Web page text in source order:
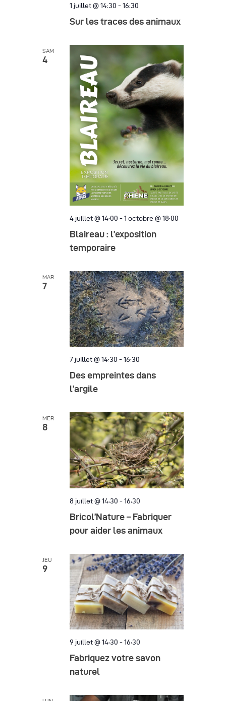
t
i
o
n
d
e
v
u
e
s
É
n
e
m
e
n
n
e
m
e
n
t
1 juillet @ 14:30 - 16:30
Sur les traces des animaux
SAM
4
4 juillet @ 14:00 - 1 octobre @ 18:00
Blaireau : l’exposition
temporaire
MAR
7
7 juillet @ 14:30 - 16:30
Des empreintes dans
l’argile
MER
8
8 juillet @ 14:30 - 16:30
Bricol’Nature – Fabriquer
pour aider les animaux
JEU
9
9 juillet @ 14:30 - 16:30
Fabriquez votre savon
naturel